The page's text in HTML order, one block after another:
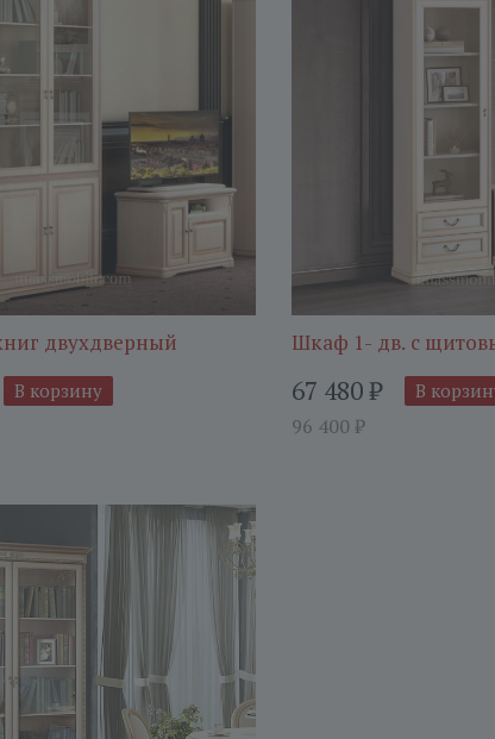
двухдверный
В корзину
Шкаф 1- дв. с
67 480₽
96 400 ₽
В